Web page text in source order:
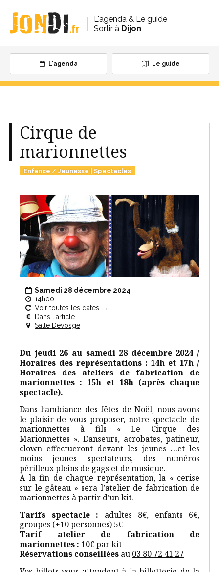
L'agenda & Le guide
Sortir à Dijon
Le guide
L'agenda
Cirque de
marionnettes
Enfance / Jeunesse Spectacles
Samedi 28 décembre 2024
14h00
Voir toutes les dates →
Dans l'article
Salle Devosge
Du jeudi 26 au samedi 28 décembre 2024 /
Horaires des représentations : 14h et 17h /
Horaires des ateliers de fabrication de
marionnettes : 15h et 18h (après chaque
spectacle).
Dans l’ambiance des fêtes de Noël, nous avons
le plaisir de vous proposer, notre spectacle de
marionnettes à fils « Le Cirque des
Marionnettes ». Danseurs, acrobates, patineur,
clown effectueront devant les jeunes …et les
moins jeunes spectateurs, des numéros
périlleux pleins de gags et de musique.
À la fin de chaque représentation, la « cerise
sur le gâteau » sera l’atelier de fabrication de
marionnettes à partir d’un kit.
Tarifs spectacle : adultes 8€, enfants 6€,
groupes (+10 personnes) 5€
Tarif atelier de fabrication de
marionnettes : 10€ par kit
Réservations conseillées au 03 80 72 41 27